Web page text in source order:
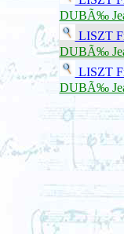
DUBÃ‰
LISZT
DUBÃ‰
LISZT
DUBÃ‰